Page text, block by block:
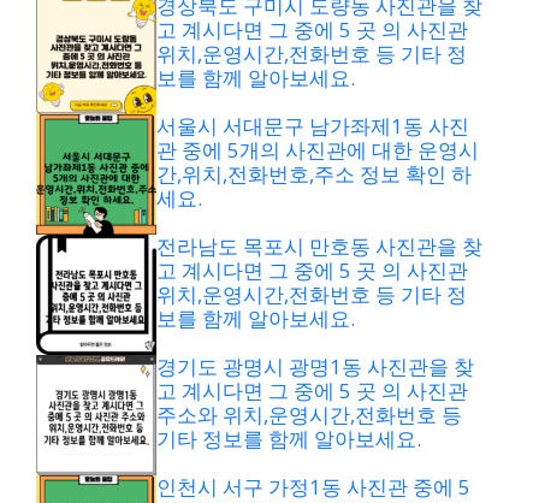
고 계시다면 그 중에 5 곳 의 사진관
위치,운영시간,전화번호 등 기타 정
보를 함께 알아보세요.
서울시 서대문구 남가좌제1동 사진
관 중에 5개의 사진관에 대한 운영시
간,위치,전화번호,주소 정보 확인 하
세요.
전라남도 목포시 만호동 사진관을 찾
고 계시다면 그 중에 5 곳 의 사진관
위치,운영시간,전화번호 등 기타 정
보를 함께 알아보세요.
경기도 광명시 광명1동 사진관을 찾
고 계시다면 그 중에 5 곳 의 사진관
주소와 위치,운영시간,전화번호 등
기타 정보를 함께 알아보세요.
인천시 서구 가정1동 사진관 중에 5